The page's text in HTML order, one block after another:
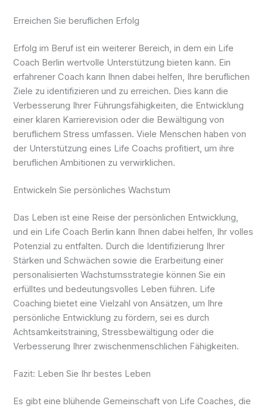
Erreichen Sie beruflichen Erfolg
Erfolg im Beruf ist ein weiterer Bereich, in dem ein Life
Coach Berlin wertvolle Unterstützung bieten kann. Ein
erfahrener Coach kann Ihnen dabei helfen, Ihre beruflichen
Ziele zu identifizieren und zu erreichen. Dies kann die
Verbesserung Ihrer Führungsfähigkeiten, die Entwicklung
einer klaren Karrierevision oder die Bewältigung von
beruflichem Stress umfassen. Viele Menschen haben von
der Unterstützung eines Life Coachs profitiert, um ihre
beruflichen Ambitionen zu verwirklichen.
Entwickeln Sie persönliches Wachstum
Das Leben ist eine Reise der persönlichen Entwicklung,
und ein Life Coach Berlin kann Ihnen dabei helfen, Ihr volles
Potenzial zu entfalten. Durch die Identifizierung Ihrer
Stärken und Schwächen sowie die Erarbeitung einer
personalisierten Wachstumsstrategie können Sie ein
erfülltes und bedeutungsvolles Leben führen. Life
Coaching bietet eine Vielzahl von Ansätzen, um Ihre
persönliche Entwicklung zu fördern, sei es durch
Achtsamkeitstraining, Stressbewältigung oder die
Verbesserung Ihrer zwischenmenschlichen Fähigkeiten.
Fazit: Leben Sie Ihr bestes Leben
Es gibt eine blühende Gemeinschaft von Life Coaches, die